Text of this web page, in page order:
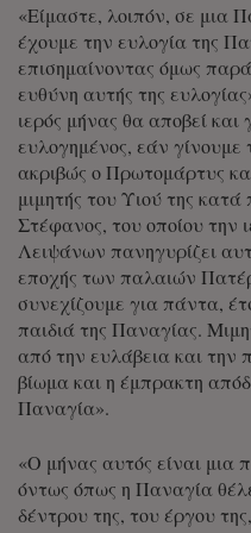
«Είμαστε, λοιπόν, σε μια
έχουμε την ευλογία της
επισημαίνοντας όμως
ευθύνη αυτής της
ιερός μήνας θα αποβεί και
ευλογημένος, εάν
ακριβώς ο Πρωτομάρτυς
μιμητής του Υιού της
Στέφανος, του οποίου την
Λειψάνων πανηγυρίζει
εποχής των παλαιών
συνεχίζουμε για πάντα,
παιδιά της Παναγίας.
από την ευλάβεια και την
βίωμα και η έμπρακτη
Παναγία».
«Ο μήνας αυτός είναι μια
όντως όπως η Παναγία
δέντρου της, του έργου